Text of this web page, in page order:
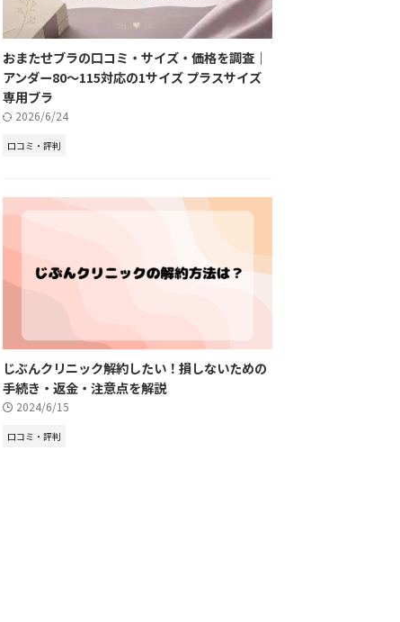
おまたせブラの口コミ・サイズ・価格を調査｜
アンダー80〜115対応の1サイズ プラスサイズ
専用ブラ
2026/6/24
口コミ・評判
じぶんクリニック解約したい！損しないための
手続き・返金・注意点を解説
2024/6/15
口コミ・評判